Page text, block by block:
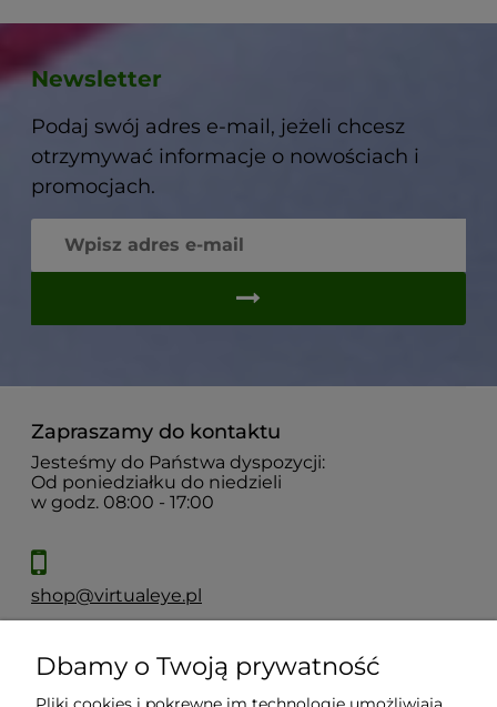
Newsletter
Podaj swój adres e-mail, jeżeli chcesz
otrzymywać informacje o nowościach i
promocjach.
Zapraszamy do kontaktu
Jesteśmy do Państwa dyspozycji:
Od poniedziałku do niedzieli
w godz. 08:00 - 17:00
shop@virtualeye.pl
Moje konto
Dbamy o Twoją prywatność